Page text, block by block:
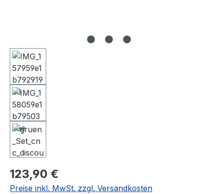
Regulärer Preis:
123,90 €
Preise inkl. MwSt. zzgl. Versandkosten